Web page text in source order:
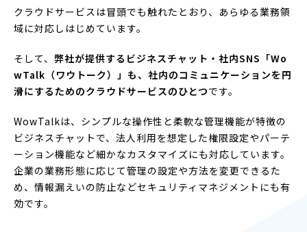
クラウドサービスは冒頭でも触れたとおり、あらゆる業務領
域に対応しはじめています。
そして、 弊社が提供するビジネスチャット・社内SNS「Wo
wTalk（ワウトーク）」も、社内のコミュニケーションを円
滑にするためのクラウドサービスのひとつです。
WowTalkは、シンプルな操作性と柔軟な管理機能が特徴の
ビジネスチャットで、法人利用を想定した権限設定やパーテ
ーション機能など細かなカスタマイズにも対応しています。
企業の業務形態に応じて管理の設定や方法を変更できるた
め、情報漏えいの防止などセキュリティマネジメントにも有
効です。